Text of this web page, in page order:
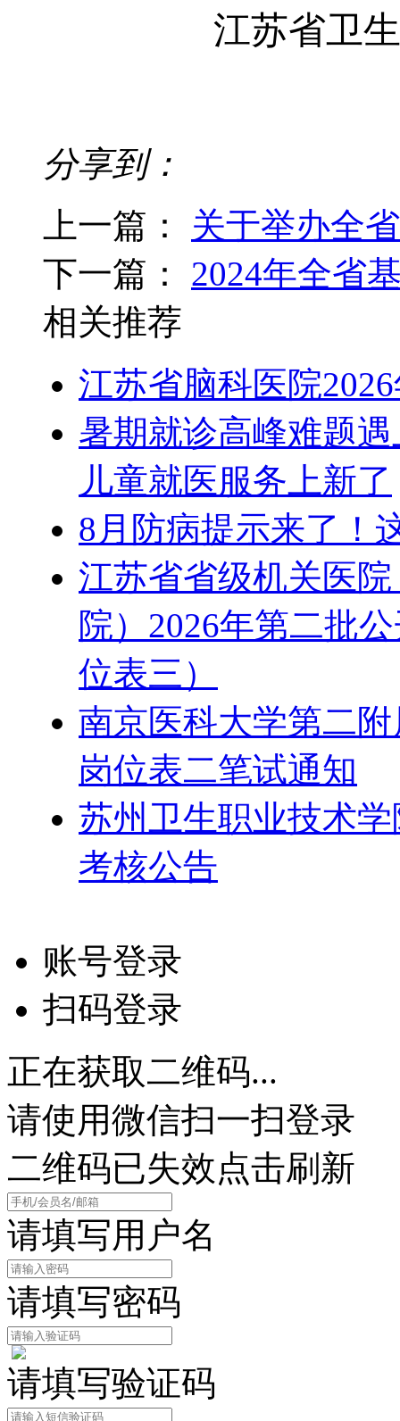
江苏省卫
分享到：
上一篇： 关于举办全
下一篇： 2024年全省
相关推荐
江苏省脑科医院
暑期就诊高峰难题
儿童就医服务上新了
8月防病提示来了！
江苏省省级机关医
院）2026年第二批
位表三）
南京医科大学第二
岗位表二笔试通知
苏州卫生职业技术
考核公告
账号登录
扫码登录
正在获取二维码...
请使用微信扫一扫登录
二维码已失效点击刷新
请填写用户名
请填写密码
请填写验证码